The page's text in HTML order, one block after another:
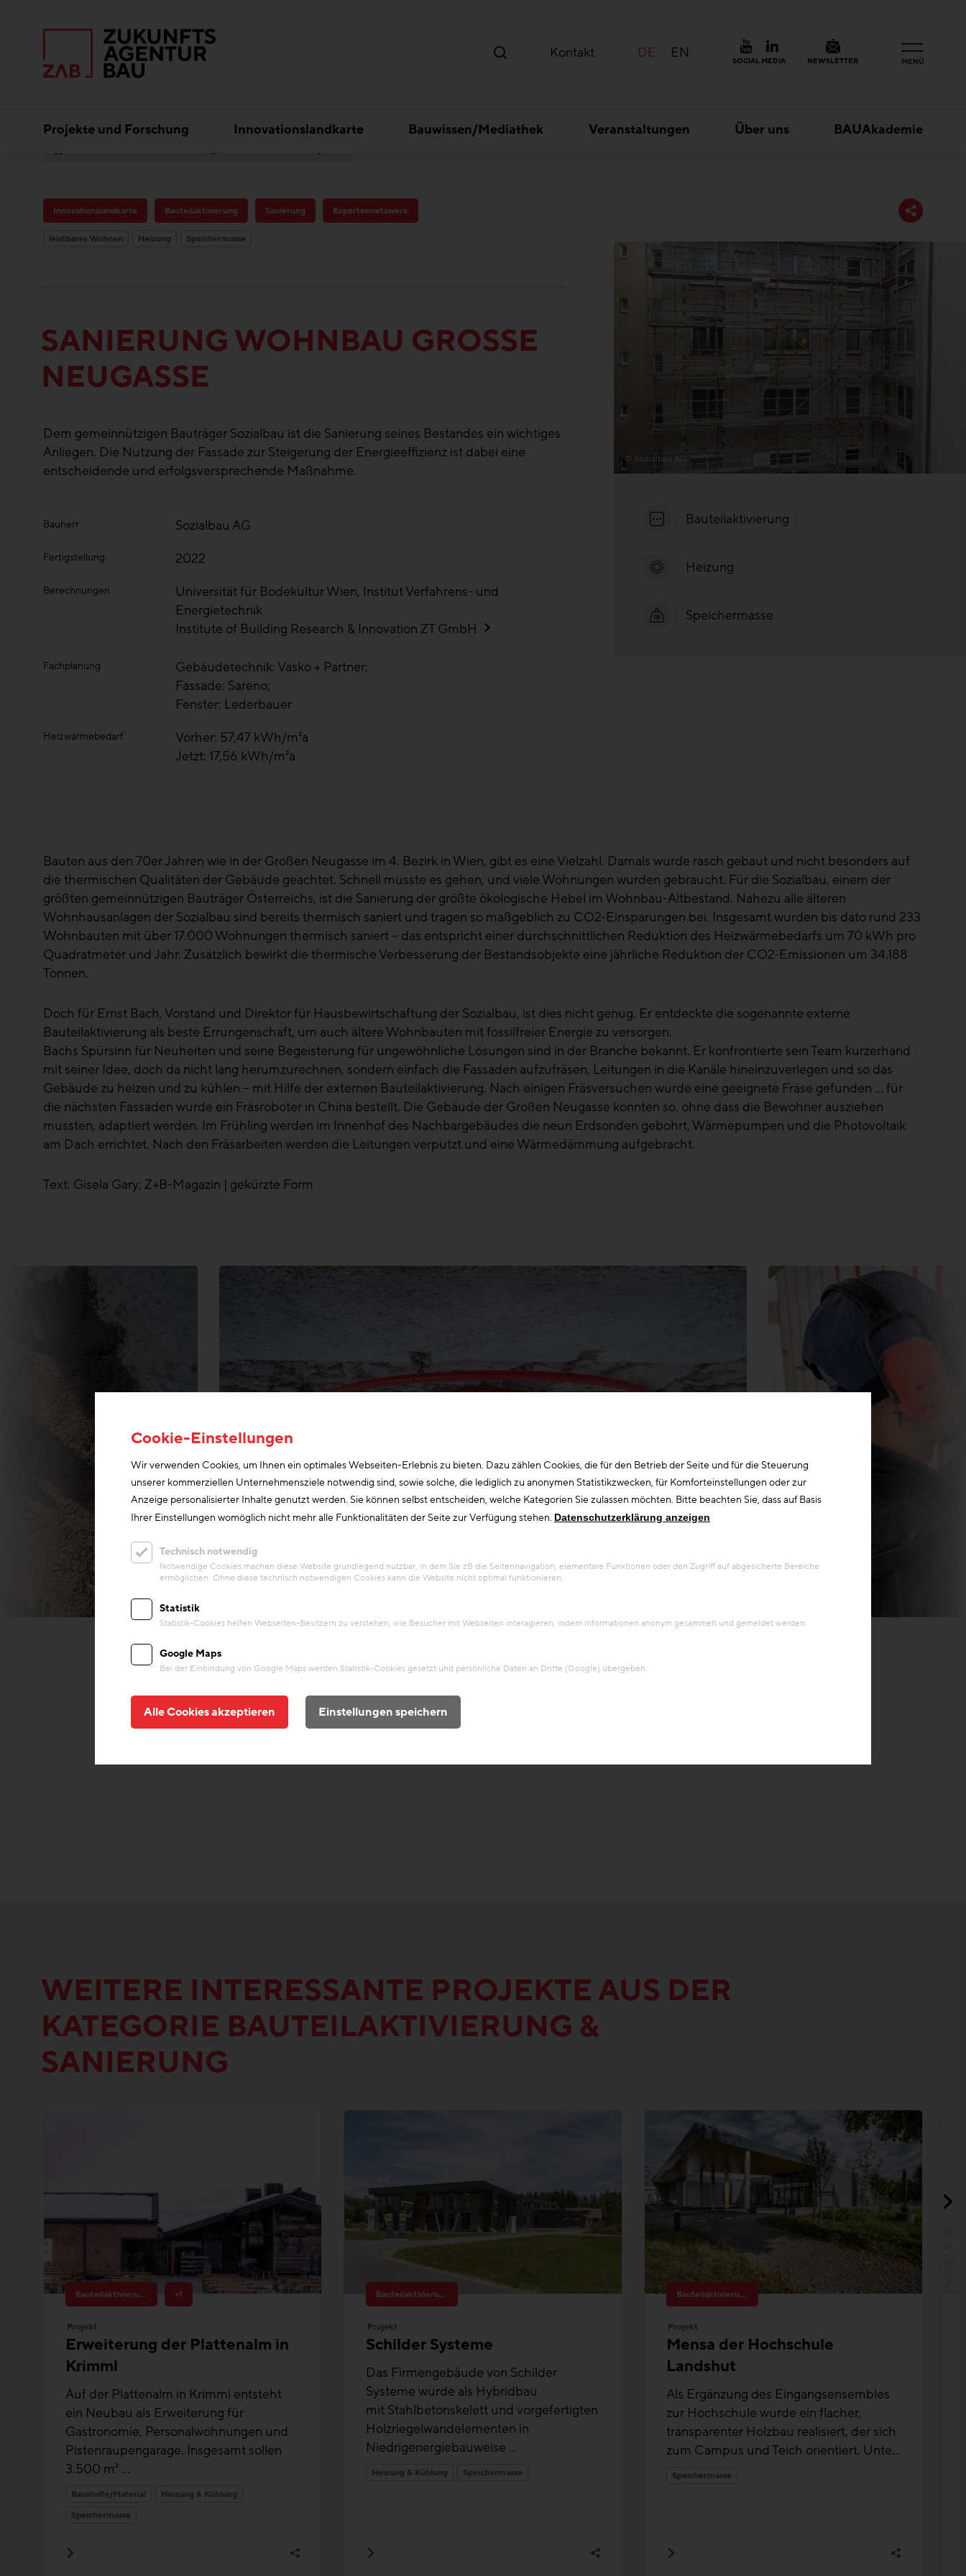
MENÜ
Kontakt DE EN SOCIAL MEDIA NEWSLETTER
Projekte und Forschung Innovationslandkarte Bauwissen/Mediathek Veranstaltungen Über uns BAUAkademie
Innovationslandkarte Bauteilaktivierung Sanierung Expertennetzwerk
leistbares Wohnen Heizung Speichermasse
SANIERUNG WOHNBAU GROSSE N
EUGASSE
Dem gemeinnützigen Bauträger Sozialbau ist die Sanierung seines Bestandes ein wichtiges
Anliegen. Die Nutzung der Fassade zur Steigerung der Energieeffizienz ist dabei eine
entscheidende und erfolgsversprechende Maßnahme.
Bauherr Sozialbau AG
Fertigstellung 2022
Berechnungen
Universität für Bodekultur Wien, Institut Verfahrens- und
Energietechnik
Institute of Building Research & Innovation ZT GmbH
Fachplanung
Gebäudetechnik: Vasko + Partner;
Fassade: Sareno;
Fenster: Lederbauer
Heizwärmebedarf
Vorher: 57,47 kWh/m²a
Jetzt: 17,56 kWh/m²a
© Sozialbau AG
Bauteilaktivierung
Heizung
Speichermasse
Bauten aus den 70er Jahren wie in der Großen Neugasse im 4. Bezirk in Wien, gibt es eine Vielzahl. Damals wurde rasch gebaut und nicht besonders auf
die thermischen Qualitäten der Gebäude geachtet. Schnell musste es gehen, und viele Wohnungen wurden gebraucht. Für die Sozialbau, einem der
größten gemeinnützigen Bauträger Österreichs, ist die Sanierung der größte ökologische Hebel im Wohnbau-Altbestand. Nahezu alle älteren
Wohnhausanlagen der Sozialbau sind bereits thermisch saniert und tragen so maßgeblich zu CO2-Einsparungen bei. Insgesamt wurden bis dato rund 233
Wohnbauten mit über 17.000 Wohnungen thermisch saniert – das entspricht einer durchschnittlichen Reduktion des Heizwärmebedarfs um 70 kWh pro
Quadratmeter und Jahr. Zusätzlich bewirkt die thermische Verbesserung der Bestandsobjekte eine jährliche Reduktion der CO2-Emissionen um 34.188
Tonnen.
Doch für Ernst Bach, Vorstand und Direktor für Hausbewirtschaftung der Sozialbau, ist dies nicht genug. Er entdeckte die sogenannte externe
Bauteilaktivierung als beste Errungenschaft, um auch ältere Wohnbauten mit fossilfreier Energie zu versorgen.
Bachs Spürsinn für Neuheiten und seine Begeisterung für ungewöhnliche Lösungen sind in der Branche bekannt. Er konfrontierte sein Team kurzerhand
mit seiner Idee, doch da nicht lang herumzurechnen, sondern einfach die Fassaden aufzufräsen, Leitungen in die Kanäle hineinzuverlegen und so das
Gebäude zu heizen und zu kühlen – mit Hilfe der externen Bauteilaktivierung. Nach einigen Fräsversuchen wurde eine geeignete Fräse gefunden … für
die nächsten Fassaden wurde ein Fräsroboter in China bestellt. Die Gebäude der Großen Neugasse konnten so, ohne dass die Bewohner ausziehen
mussten, adaptiert werden. Im Frühling werden im Innenhof des Nachbargebäudes die neun Erdsonden gebohrt, Wärmepumpen und die Photovoltaik
am Dach errichtet. Nach den Fräsarbeiten werden die Leitungen verputzt und eine Wärmedämmung aufgebracht.
Text: Gisela Gary; Z+B-Magazin | gekürzte Form
WEITERE INTERESSANTE PROJEKTE AUS DER
KATEGORIE BAUTEILAKTIVIERUNG &
SANIERUNG
Bauteilaktivierung +1
Projekt
Erweiterung der Plattenalm in
Krimml
Auf der Plattenalm in Krimml entsteht
ein Neubau als Erweiterung für
Gastronomie, Personalwohnungen und
Pistenraupengarage. Insgesamt sollen
3.500 m² ...
Baustoffe/Material
Heizung & Kühlung
Speichermasse
Bauteilaktivierung
Projekt
Schilder Systeme
Das Firmengebäude von Schilder
Systeme wurde als Hybridbau
mit Stahlbetonskelett und vorgefertigten
Holzriegelwandelementen in
Niedrigenergiebauweise ...
Heizung & Kühlung Speichermasse
Bauteilaktivierung
Projekt
Mensa der Hochschule
Landshut
Als Ergänzung des Eingangsensembles
zur Hochschule wurde ein flacher,
transparenter Holzbau realisiert, der sich
zum Campus und Teich orientiert. Unte...
Speichermasse
Cookie-Einstellungen
Wir verwenden Cookies, um Ihnen ein optimales Webseiten-Erlebnis zu bieten. Dazu zählen Cookies, die für den Betrieb der Seite und für die Steuerung
unserer kommerziellen Unternehmensziele notwendig sind, sowie solche, die lediglich zu anonymen Statistikzwecken, für Komforteinstellungen oder zur
Anzeige personalisierter Inhalte genutzt werden. Sie können selbst entscheiden, welche Kategorien Sie zulassen möchten. Bitte beachten Sie, dass auf Basis
Ihrer Einstellungen womöglich nicht mehr alle Funktionalitäten der Seite zur Verfügung stehen. Datenschutzerklärung anzeigen
Technisch notwendig
Notwendige Cookies machen diese Website grundlegend nutzbar, in dem Sie zB die Seitennavigation, elementare Funktionen oder den Zugriff auf abgesicherte Bereiche
ermöglichen. Ohne diese technisch notwendigen Cookies kann die Website nicht optimal funktionieren.
Statistik
Statistik-Cookies helfen Webseiten-Besitzern zu verstehen, wie Besucher mit Webseiten interagieren, indem Informationen anonym gesammelt und gemeldet werden.
Google Maps
Bei der Einbindung von Google Maps werden Statistik-Cookies gesetzt und persönliche Daten an Dritte (Google) übergeben.
Alle Cookies akzeptieren Einstellungen speichern